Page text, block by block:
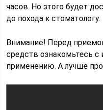
часов. Но этого будет
до похода к стоматологу.
Внимание! Перед
средств ознакомьтесь с
применению. А лучше